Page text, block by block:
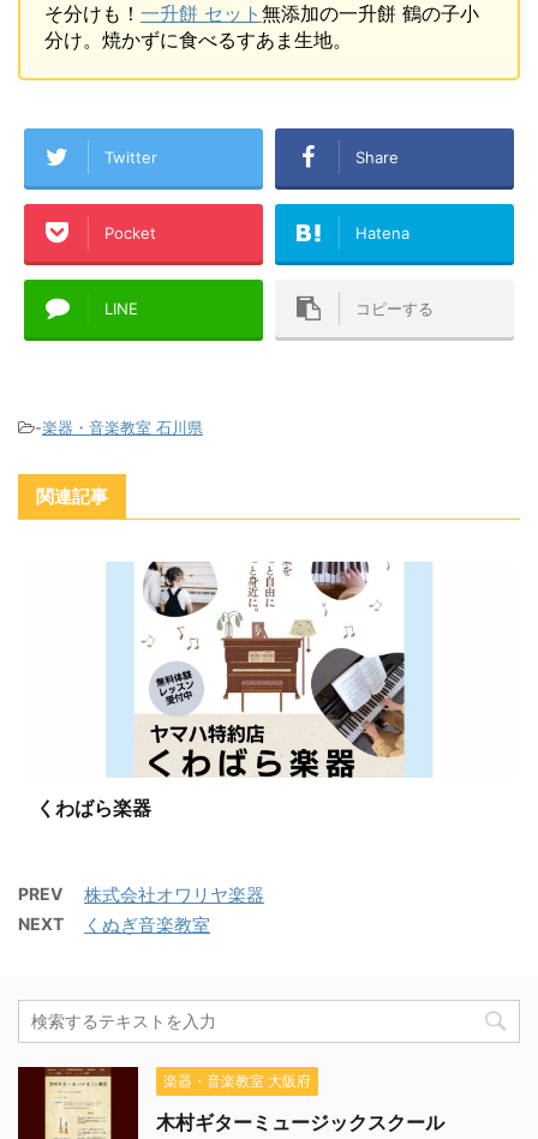
そ分けも！ 一升餅 セット 無添加の一升餅 鶴の子小
分け。焼かずに食べるすあま生地。
Twitter Share
Pocket Hatena
LINE コピーする
-楽器・音楽教室 石川県
関連記事
くわばら楽器
PREV 株式会社オワリヤ楽器
NEXT くぬぎ音楽教室
楽器・音楽教室 大阪府
木村ギターミュージックスクール